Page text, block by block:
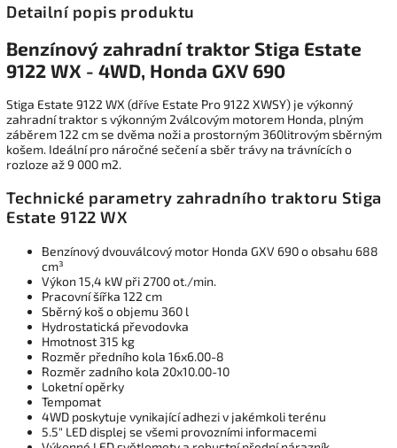
Detailní popis produktu
Benzínový zahradní traktor Stiga Estate
9122 WX - 4WD, Honda GXV 690
Stiga Estate 9122 WX (dříve Estate Pro 9122 XWSY) je výkonný
zahradní traktor s výkonným 2válcovým motorem Honda, plným
záběrem 122 cm se dvěma noži a prostorným 360litrovým sběrným
košem. Ideální pro náročné sečení a sběr trávy na trávnících o
rozloze až 9 000 m2.
Technické parametry zahradního traktoru Stiga
Estate 9122 WX
Benzínový dvouválcový motor Honda GXV 690 o obsahu 688
cm³
Výkon 15,4 kW při 2700 ot./min.
Pracovní šířka 122 cm
Sběrný koš o objemu 360 l
Hydrostatická převodovka
Hmotnost 315 kg
Rozměr předního kola 16x6.00-8
Rozměr zadního kola 20x10.00-10
Loketní opěrky
Tempomat
4WD poskytuje vynikající adhezi v jakémkoli terénu
5.5" LED displej se všemi provozními informacemi